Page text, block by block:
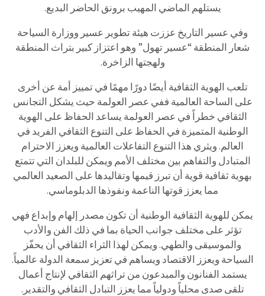
يستلهم الماضي المهيب برونق الحاضر البديع.
وفي عسير التاريخ عززت هيئة تطوير عسير ووزارة السياحة
شعار المنطقة “عسير تهول” وهو اعتزاز كبير بتراث المنطقة
ولهجتها الزاخرة.
تلعب الهوية الثقافية أيضًا دورًا مهمًا في تمييز أمة عن أخرى
على الساحة العالمية ففي عصر العولمة حيث يشكل التجانس
الثقافي خطراً في عصر العولمة يساعد الحفاظ على الهوية
الوطنية المتميزة في الحفاظ على التنوع الثقافي الفريد في
العالم. ويثري هذا التنوع التفاعلات العالمية ويعزز الاحترام
المتبادل والتفاهم بين مختلف الأمم ويمكن للبلدان التي تتمتع
بهوية ثقافية قوية أن تبرز قيمها وتقاليدها على الصعيد العالمي
مما يعزز قوتها الناعمة ونفوذها الدبلوماسي.
يمكن للهوية الثقافية الوطنية أن تكون مصدر إلهام وإبداع فهي
تؤثر على مختلف جوانب الحياة بما في ذلك الفن والأدب
والموسيقى والطهي. ويمكن لهذا الثراء الثقافي أن يحفّز
السياحة ويعزز الاقتصاد ويساهم في تعزيز سمعة الدولة عالمياً.
يستمد الفنانون والمبدعون من تراثهم الثقافي لإنتاج أعمال
تلقى صدى محلياً ودولياً مما يعزز التبادل الثقافي والتقدير.